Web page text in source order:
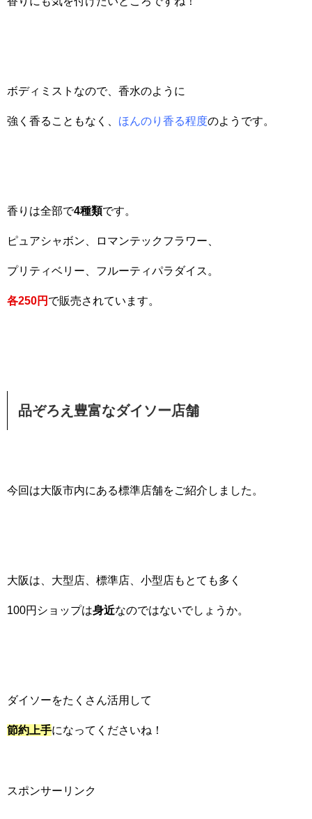
ボディミストなので、香水のように
強く香ることもなく、 ほんのり香る程度のようです。
香りは全部で4種類です。
ピュアシャボン、ロマンテックフラワー、
プリティベリー、フルーティパラダイス。
各250円 で販売されています。
品ぞろえ豊富なダイソー店舗
今回は大阪市内にある標準店舗をご紹介しました。
大阪は、大型店、標準店、小型店もとても多く
100円ショップは身近なのではないでしょうか。
ダイソーをたくさん活用して
節約上手になってくださいね！
スポンサーリンク